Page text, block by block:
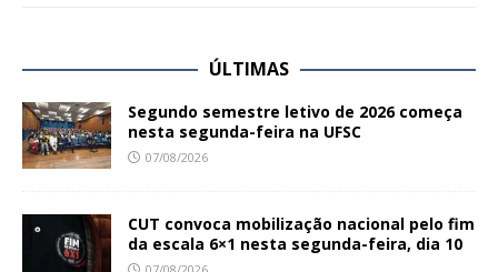
ÚLTIMAS
Segundo semestre letivo de 2026 começa
nesta segunda-feira na UFSC
07/08/2026
CUT convoca mobilização nacional pelo fim
da escala 6×1 nesta segunda-feira, dia 10